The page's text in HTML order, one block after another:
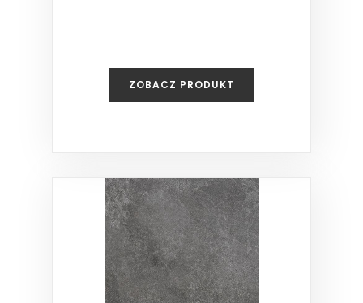
ZOBACZ PRODUKT